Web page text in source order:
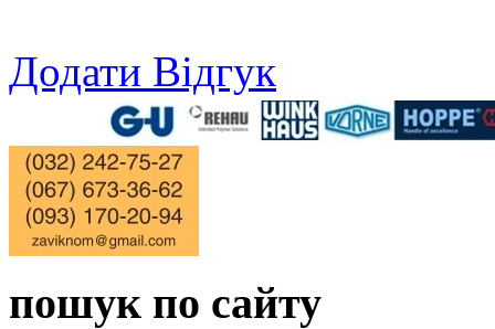
Додати Відгук
пошук по сайту